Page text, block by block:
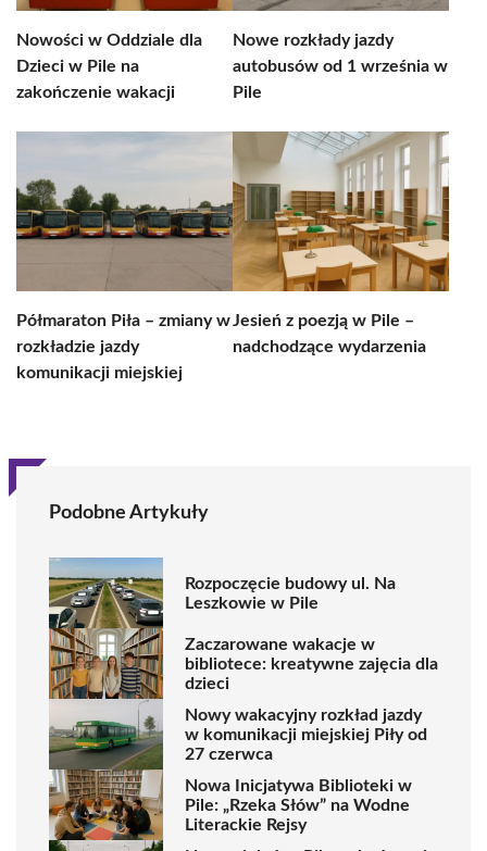
Nowości w Oddziale dla
Dzieci w Pile na
zakończenie wakacji
Nowe rozkłady jazdy
autobusów od 1 września w
Pile
Półmaraton Piła – zmiany w
rozkładzie jazdy
komunikacji miejskiej
Jesień z poezją w Pile –
nadchodzące wydarzenia
Podobne Artykuły
Rozpoczęcie budowy ul. Na
Leszkowie w Pile
Zaczarowane wakacje w
bibliotece: kreatywne zajęcia dla
dzieci
Nowy wakacyjny rozkład jazdy
w komunikacji miejskiej Piły od
27 czerwca
Nowa Inicjatywa Biblioteki w
Pile: „Rzeka Słów” na Wodne
Literackie Rejsy